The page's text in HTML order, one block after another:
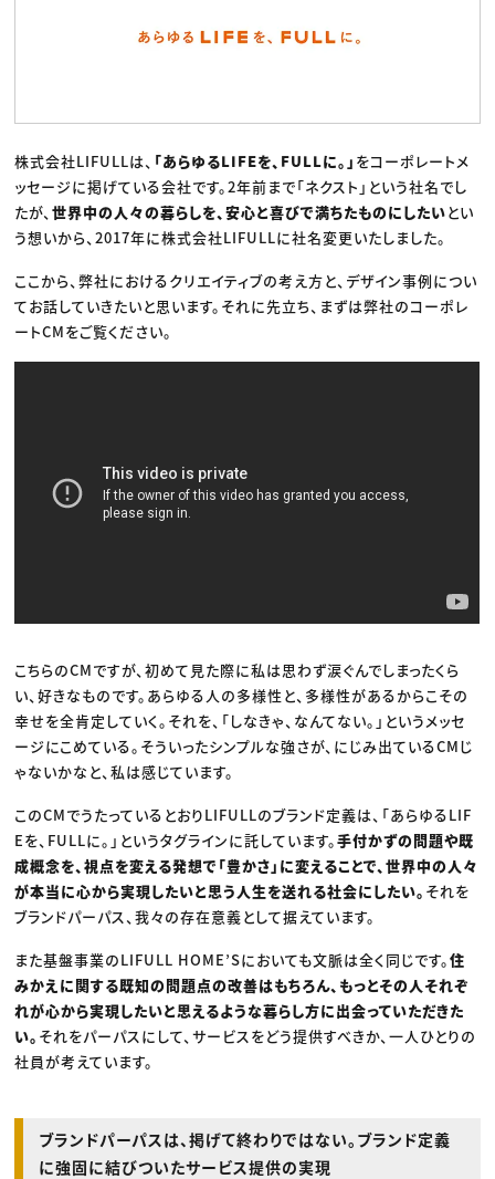
株式会社LIFULLは、 「あらゆるLIFEを、FULLに。」 をコーポレートメ
ッセージに掲げている会社です。2年前まで「ネクスト」という社名でし
たが、世界中の人々の暮らしを、安心と喜びで満ちたものにしたいとい
う想いから、2017年に株式会社LIFULLに社名変更いたしました。
ここから、弊社におけるクリエイティブの考え方と、デザイン事例につい
てお話していきたいと思います。それに先立ち、まずは弊社のコーポレ
ートCMをご覧ください。
こちらのCMですが、初めて見た際に私は思わず涙ぐんでしまったくら
い、好きなものです。あらゆる人の多様性と、多様性があるからこその
幸せを全肯定していく。それを、「しなきゃ、なんてない。」というメッセ
ージにこめている。そういったシンプルな強さが、にじみ出ているCMじ
ゃないかなと、私は感じています。
このCMでうたっているとおりLIFULLのブランド定義は、「あらゆるLIF
Eを、FULLに。」というタグラインに託しています。手付かずの問題や既
成概念を、視点を変える発想で「豊かさ」に変えることで、世界中の人々
が本当に心から実現したいと思う人生を送れる社会にしたい。 それを
ブランドパーパス、我々の存在意義として据えています。
また基盤事業のLIFULL HOME’Sにおいても文脈は全く同じです。住
みかえに関する既知の問題点の改善はもちろん、もっとその人それぞ
れが心から実現したいと思えるような暮らし方に出会っていただきた
い。 それをパーパスにして、サービスをどう提供すべきか、一人ひとりの
社員が考えています。
ブランドパーパスは、掲げて終わりではない。ブランド定義
に強固に結びついたサービス提供の実現